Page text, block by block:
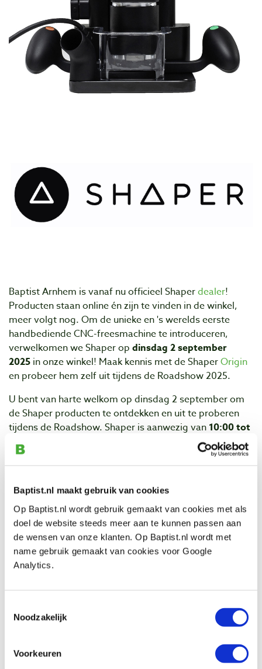
Baptist.nl maakt gebruik van cookies
Op Baptist.nl wordt gebruik gemaakt van cookies met als
doel de website steeds meer aan te kunnen passen aan
de wensen van onze klanten. Op Baptist.nl wordt met
name gebruik gemaakt van cookies voor Google
Analytics.
Noodzakelijk
Voorkeuren
Baptist Arnhem is vanaf nu officieel Shaperdealer!
Producten staan online én zijn te vinden in de winkel,
meer volgt nog. Om de unieke en 's werelds eerste
handbediende CNC-freesmachine te introduceren,
verwelkomen we Shaper op dinsdag 2 september
2025 in onze winkel! Maak kennis met de ShaperOrigin
en probeer hem zelf uit tijdens de Roadshow 2025.
U bent van harte welkom op dinsdag 2 september om
de Shaper producten te ontdekken en uit te proberen
tijdens de Roadshow. Shaper is aanwezig van 10:00 tot
16:00
Roadshow
bezoeken! Leer
de toepassingen, tips en tricks van de Shaper
specialist.